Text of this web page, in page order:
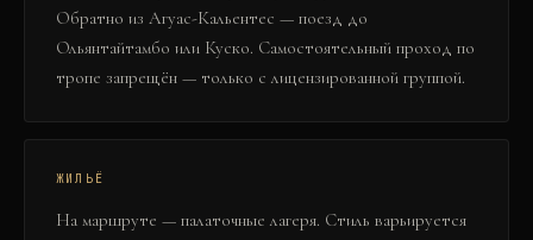
Обратно из Агуас-Кальентес — поезд до
Ольянтайтамбо или Куско. Самостоятельный проход по
тропе запрещён — только с лицензированной группой.
ЖИЛЬЁ
На маршруте — палаточные лагеря. Стиль варьируется